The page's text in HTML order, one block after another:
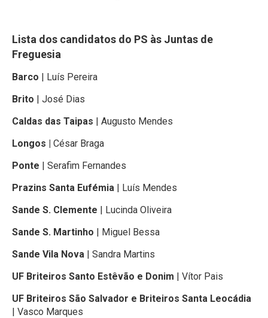
Lista dos candidatos do PS às Juntas de
Freguesia
Barco | Luís Pereira
Brito | José Dias
Caldas das Taipas | Augusto Mendes
Longos | César Braga
Ponte | Serafim Fernandes
Prazins Santa Eufémia | Luís Mendes
Sande S. Clemente | Lucinda Oliveira
Sande S. Martinho | Miguel Bessa
Sande Vila Nova | Sandra Martins
UF Briteiros Santo Estêvão e Donim | Vítor Pais
UF Briteiros São Salvador e Briteiros Santa Leocádia
| Vasco Marques